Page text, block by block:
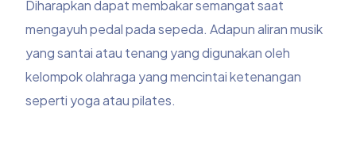
Diharapkan dapat membakar semangat saat
mengayuh pedal pada sepeda. Adapun aliran musik
yang santai atau tenang yang digunakan oleh
kelompok olahraga yang mencintai ketenangan
seperti yoga atau pilates.